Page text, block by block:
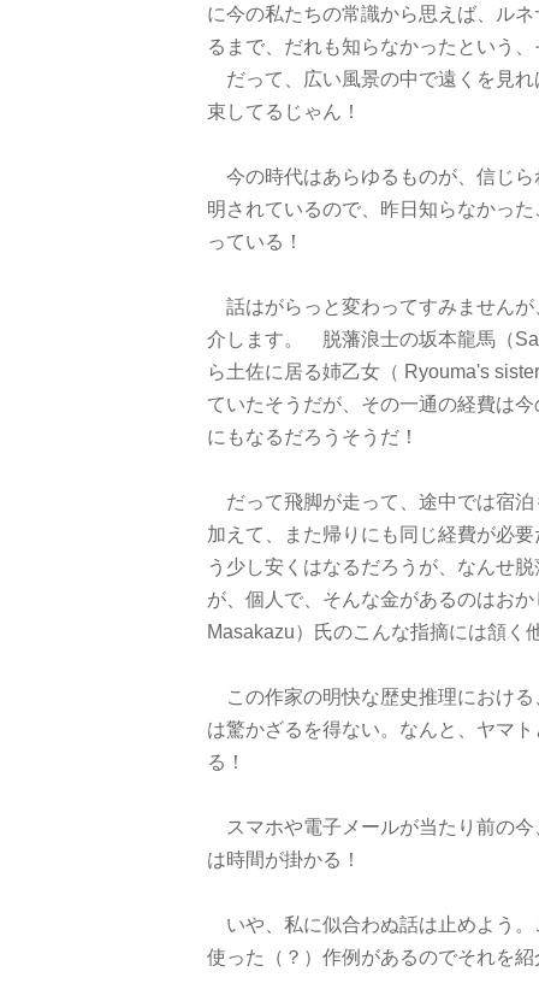
に今の私たちの常識から思えば、ル
るまで、だれも知らなかったという
だって、広い風景の中で遠くを見
束してるじゃん！
今の時代はあらゆるものが、信じ
明されているので、昨日知らなかっ
っている！
話はがらっと変わってすみません
介します。 脱藩浪士の坂本龍馬（
ら土佐に居る姉乙女（ Ryouma's
ていたそうだが、その一通の経費は
にもなるだろうそうだ！
だって飛脚が走って、途中では宿
加えて、また帰りにも同じ経費が必
う少し安くはなるだろうが、なんせ
が、個人で、そんな金があるのはお
Masakazu）氏のこんな指摘には頷く
この作家の明快な歴史推理におけ
は驚かざるを得ない。なんと、ヤマ
る！
スマホや電子メールが当たり前の
は時間が掛かる！
いや、私に似合わぬ話は止めよう
使った（？）作例があるのでそれを